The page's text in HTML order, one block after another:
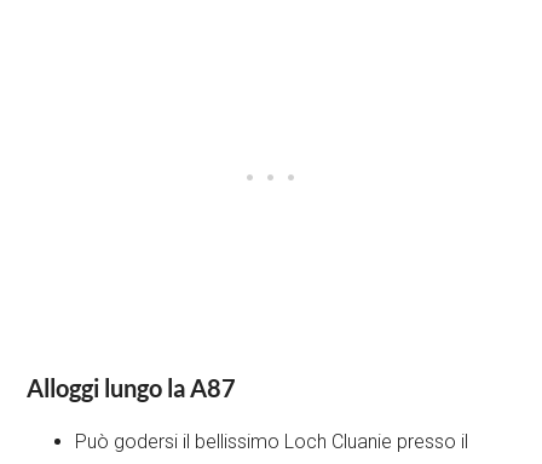
Alloggi lungo la A87
Può godersi il bellissimo Loch Cluanie presso il